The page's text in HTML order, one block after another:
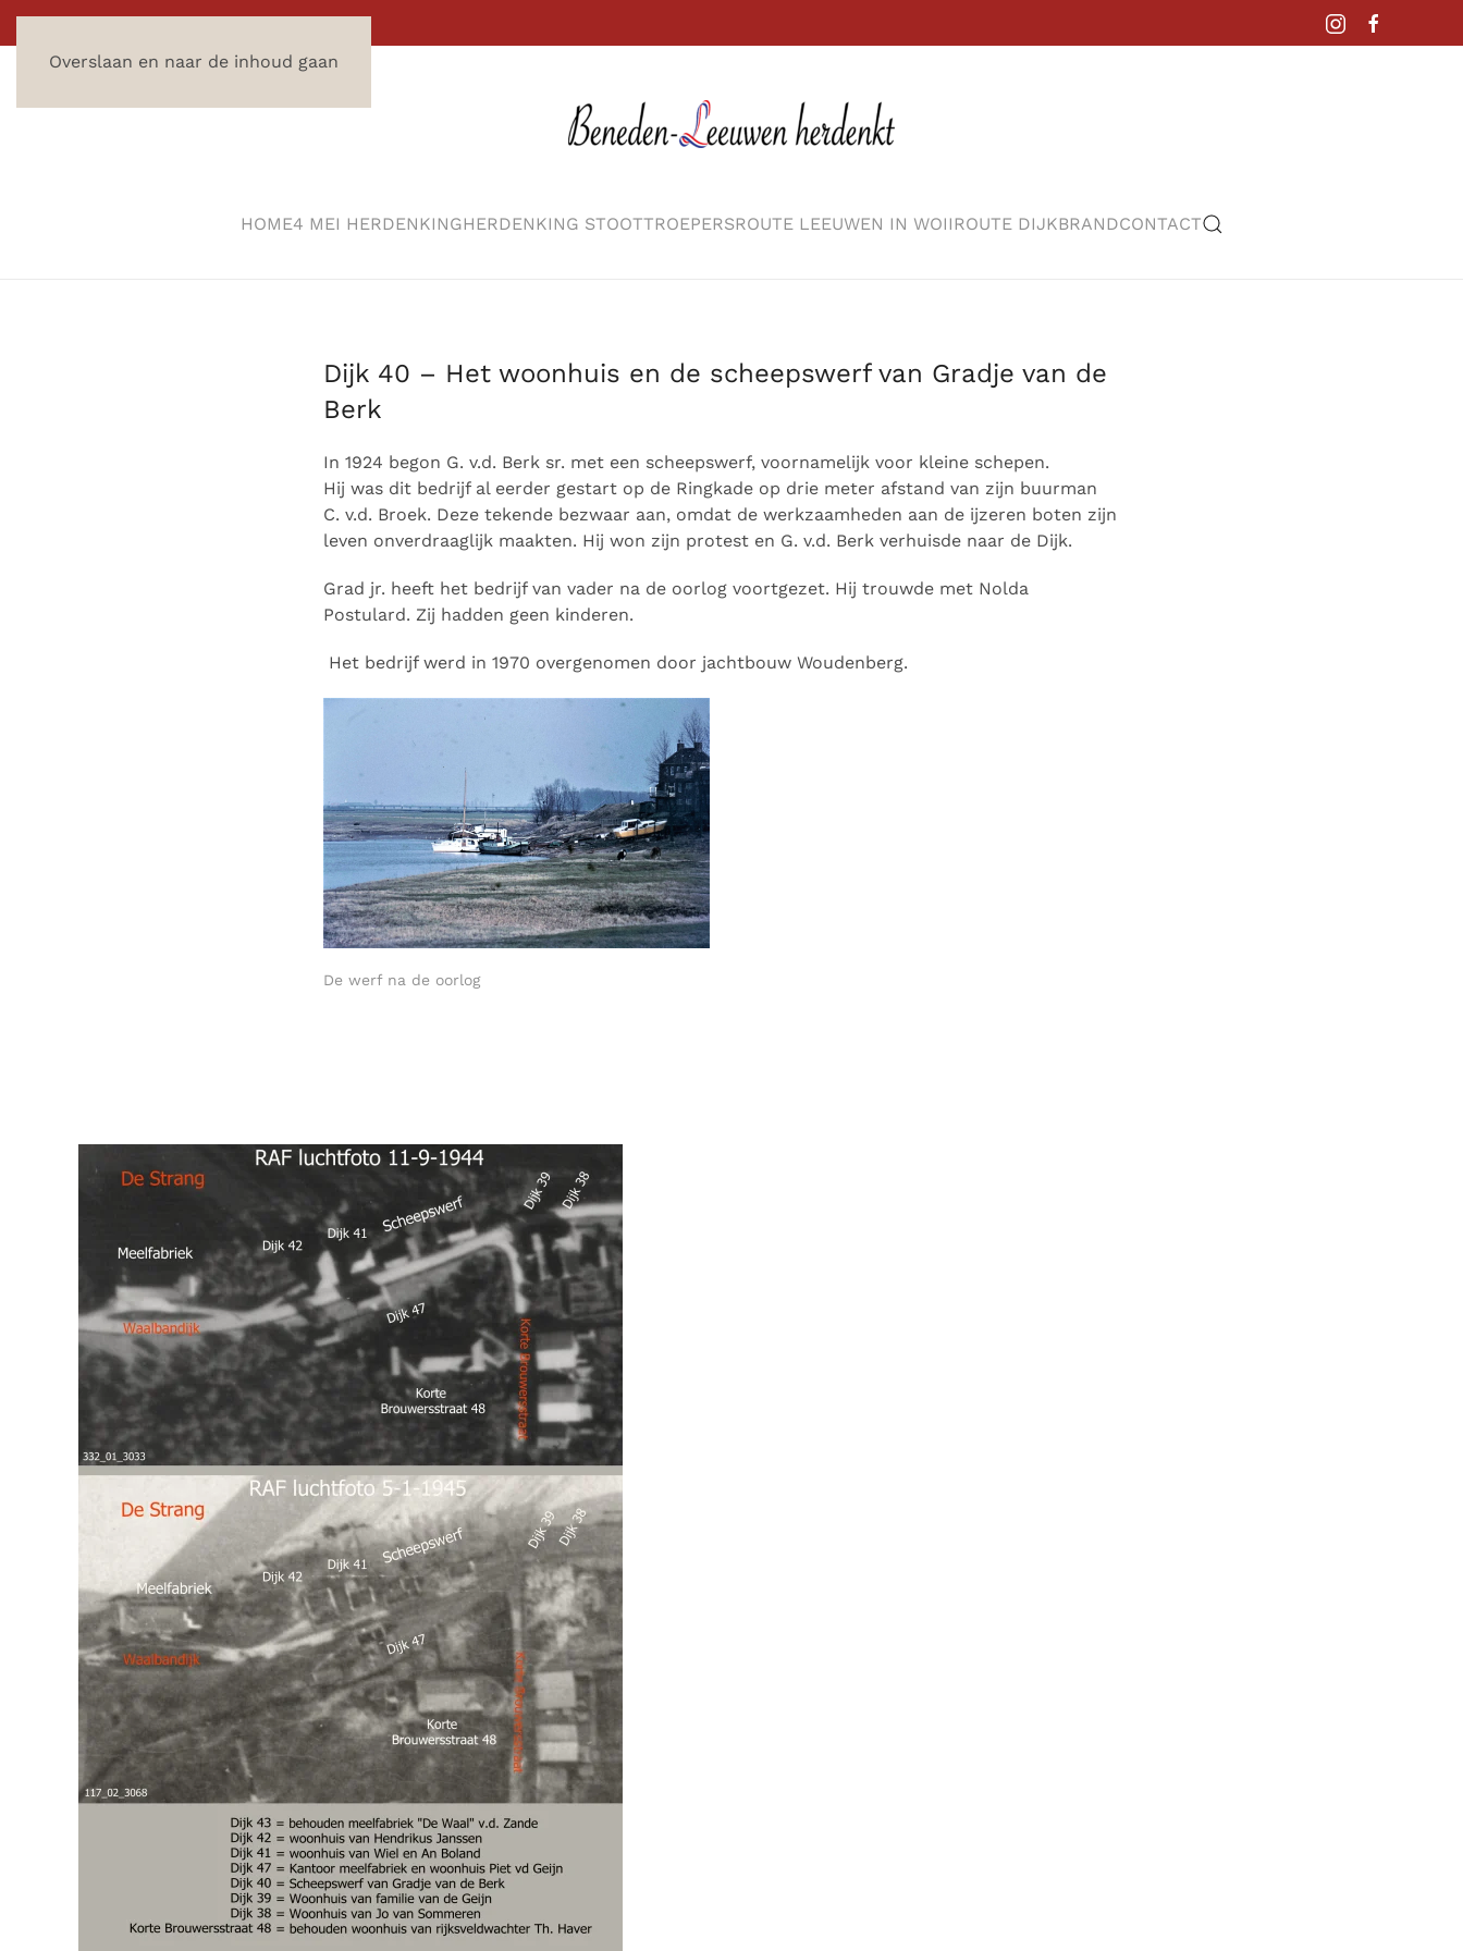
Overslaan en naar de inhoud gaan
HOME4 MEI HERDENKINGHERDENKING STOOTTROEPERSROUTE LEEUWEN IN WOIIROUTE DIJKBRANDCONTACT
Dijk 40 – Het woonhuis en de scheepswerf van Gradje van de
Berk
In 1924 begon G. v.d. Berk sr. met een scheepswerf, voornamelijk voor kleine schepen.
Hij was dit bedrijf al eerder gestart op de Ringkade op drie meter afstand van zijn buurman
C. v.d. Broek. Deze tekende bezwaar aan, omdat de werkzaamheden aan de ijzeren boten zijn
leven onverdraaglijk maakten. Hij won zijn protest en G. v.d. Berk verhuisde naar de Dijk.
Grad jr. heeft het bedrijf van vader na de oorlog voortgezet. Hij trouwde met Nolda
Postulard. Zij hadden geen kinderen.
Het bedrijf werd in 1970 overgenomen door jachtbouw Woudenberg.
De werf na de oorlog